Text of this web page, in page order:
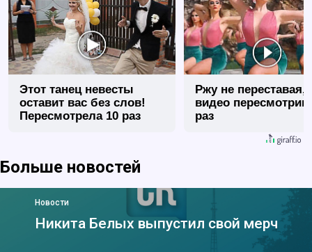
Этот танец невесты
оставит вас без слов!
Пересмотрела 10 раз
Ржу не переставая,
видео
раз
Больше новостей
Новости
Никита Белых выпустил свой мерч